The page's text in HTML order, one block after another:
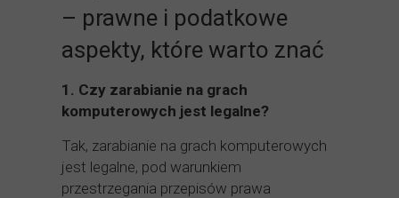
– prawne i podatkowe
aspekty, które warto znać
1. Czy zarabianie na grach
komputerowych jest legalne?
Tak, zarabianie na grach komputerowych
jest legalne, pod warunkiem
przestrzegania przepisów prawa